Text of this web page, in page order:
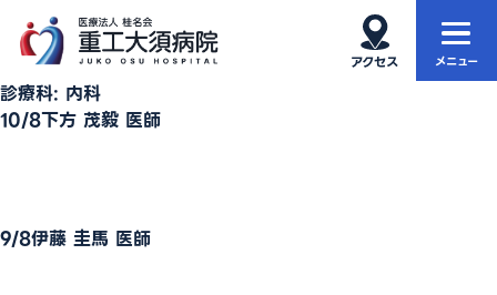
ホーム
診療科・部門
診療科: 内科
10/8下方 茂毅 医師
9/8伊藤 圭馬 医師